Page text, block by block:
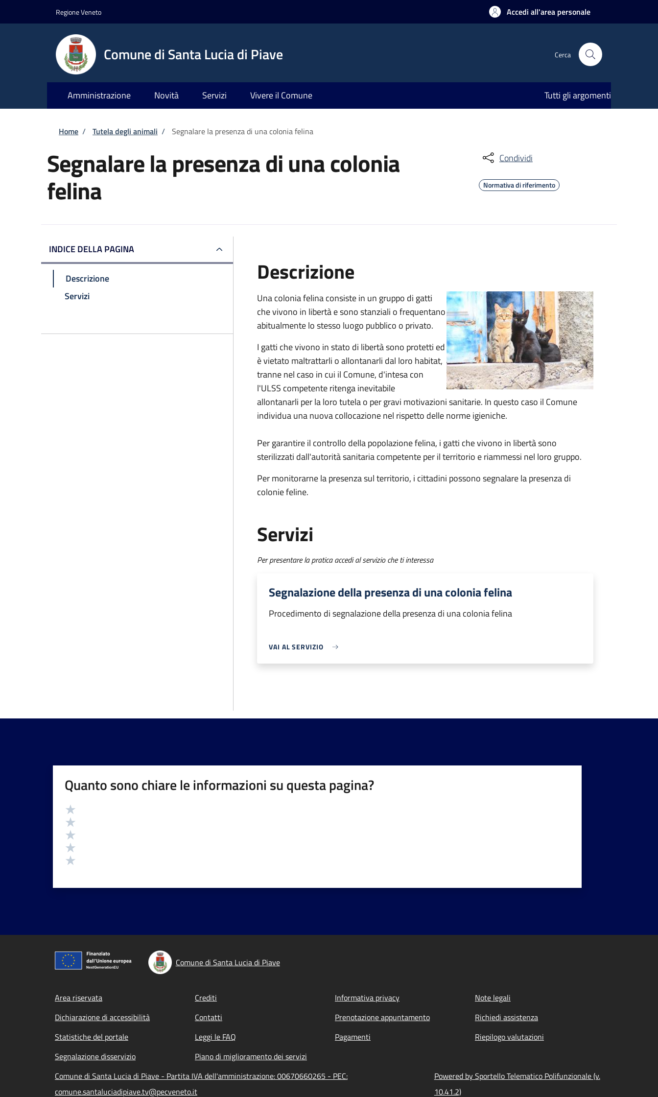
Regione Veneto Accedi all'area personale
Comune di Santa Lucia di Piave Cerca
Amministrazione Novità Servizi Vivere il Comune Tutti gli argomenti
Briciole di pane
Home / Tutela degli animali / Segnalare la presenza di una colonia felina
Segnalare la presenza di una colonia
felina
Condividi
Normativa di riferimento
INDICE DELLA PAGINA
Descrizione
Servizi
Descrizione
Una colonia felina consiste in un gruppo di gatti
che vivono in libertà e sono stanziali o frequentano
abitualmente lo stesso luogo pubblico o privato.
I gatti che vivono in stato di libertà sono protetti ed
è vietato maltrattarli o allontanarli dal loro habitat,
tranne nel caso in cui il Comune, d'intesa con
l'ULSS competente ritenga inevitabile
allontanarli per la loro tutela o per gravi motivazioni sanitarie. In questo caso il Comune
individua una nuova collocazione nel rispetto delle norme igieniche.
Per garantire il controllo della popolazione felina, i gatti che vivono in libertà sono
sterilizzati dall'autorità sanitaria competente per il territorio e riammessi nel loro gruppo.
Per monitorarne la presenza sul territorio, i cittadini possono segnalare la presenza di
colonie feline.
Servizi
Per presentare la pratica accedi al servizio che ti interessa
Segnalazione della presenza di una colonia felina
Procedimento di segnalazione della presenza di una colonia felina
VAI AL SERVIZIO
Quanto sono chiare le informazioni su questa pagina?
Valutazione
Comune di Santa Lucia di Piave
Footer menu
Area riservata Crediti Informativa privacy
Note legali
Dichiarazione di accessibilità
Contatti Prenotazione appuntamento
Richiedi assistenza
Statistiche del portale
Leggi le FAQ Pagamenti
Riepilogo valutazioni
Segnalazione disservizio
Piano di miglioramento dei servizi
Comune di Santa Lucia di Piave - Partita IVA dell'amministrazione: 00670660265 - PEC:
comune.santaluciadipiave.tv@pecveneto.it
Powered by Sportello Telematico Polifunzionale (v.
10.41.2)